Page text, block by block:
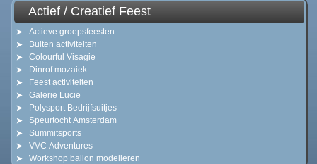
Actief / Creatief Feest
Actieve groepsfeesten
Buiten activiteiten
Colourful Visagie
Dinrof mozaiek
Feest activiteiten
Galerie Lucie
Polysport Bedrijfsuitjes
Speurtocht Amsterdam
Summitsports
VVC Adventures
Workshop ballon modelleren